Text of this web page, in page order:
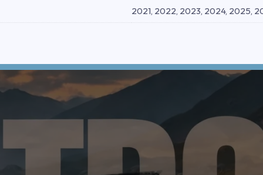
2021, 2022, 2023, 2024, 2025,